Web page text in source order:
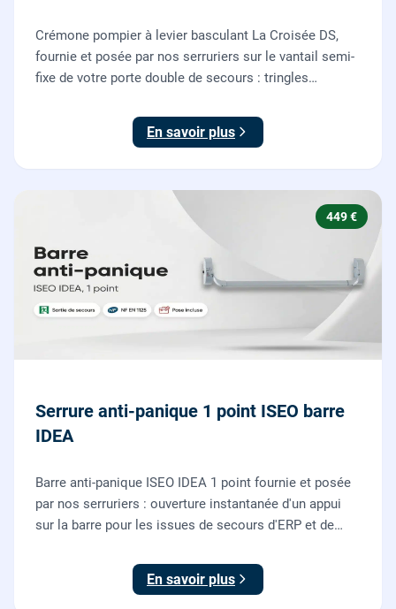
Crémone pompier à levier basculant La Croisée DS,
fournie et posée par nos serruriers sur le vantail semi-
fixe de votre porte double de secours : tringles
En savoir plus
449 €
Serrure anti-panique 1 point ISEO barre
IDEA
Barre anti-panique ISEO IDEA 1 point fournie et posée
par nos serruriers : ouverture instantanée d'un appui
sur la barre pour les issues de secours d'ERP et de
En savoir plus